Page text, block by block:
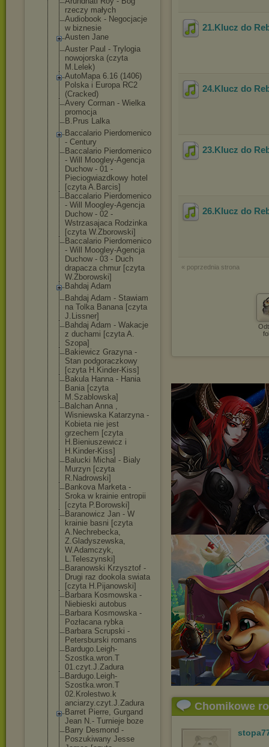
rzeczy małych
Audiobook - Negocjacje
w biznesie
Austen Jane
Auster Paul - Trylogia
nowojorska (czyta
M.Lelek)
AutoMapa 6.16 (1406)
Polska i Europa RC2
(Cracked)
Avery Corman - Wielka
promocja
B.Prus Lalka
Baccalario Pierdomenico
- Century
Baccalario Pierdomenico
- Will Moogley-Agencja
Duchow - 01 -
Pieciogwiazdkowy hotel
[czyta A.Barcis]
Baccalario Pierdomenico
- Will Moogley-Agencja
Duchow - 02 -
Wstrzasajaca Rodzinka
[czyta W.Zborowski]
Baccalario Pierdomenico
- Will Moogley-Agencja
Duchow - 03 - Duch
drapacza chmur [czyta
W.Zborowski]
Bahdaj Adam
Bahdaj Adam - Stawiam
na Tolka Banana [czyta
J.Lissner]
Bahdaj Adam - Wakacje
z duchami [czyta A.
Szopa]
Bakiewicz Grazyna -
Stan podgoraczkowy
[czyta H.Kinder-Kiss]
Bakula Hanna - Hania
Bania [czyta
M.Szablowska]
Balchan Anna ,
Wisniewska Katarzyna -
Kobieta nie jest
grzechem [czyta
H.Bieniuszewicz i
H.Kinder-Kiss]
Balucki Michal - Bialy
Murzyn [czyta
R.Nadrowski]
Bankova Marketa -
Sroka w krainie entropii
[czyta P.Borowski]
Baranowicz Jan - W
krainie basni [czyta
A.Nechrebecka,
Z.Gladyszewska,
W.Adamczyk,
L.Teleszynski]
Baranowski Krzysztof -
Drugi raz dookola swiata
[czyta H.Pijanowski]
Barbara Kosmowska -
Niebieski autobus
Barbara Kosmowska -
Pozłacana rybka
Barbara Scrupski -
Petersburski romans
Bardugo.Leigh-
Szostka.wron.T
01.czyt.J.Zadura
Bardugo.Leigh-
Szostka.wron.T
02.Krolestwo.k
anciarzy.czyt.J.Zadura
Barret Pierre, Gurgand
Jean N.- Turnieje boze
Barry Desmond -
Poszukiwany Jesse
21.Klucz do
24.Klucz do
23.Klucz do
26.Klucz do
« poprzednia strona
Chomikowe